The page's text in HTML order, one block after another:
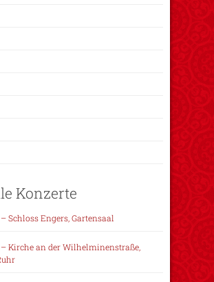
Konzerte
Schloss Engers, Gartensaal
– Kirche an der Wilhelminenstraße,